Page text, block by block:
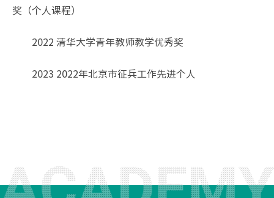
奖（个人课程）
2022 清华大学青年教师教学优秀奖
2023 2022年北京市征兵工作先进个人